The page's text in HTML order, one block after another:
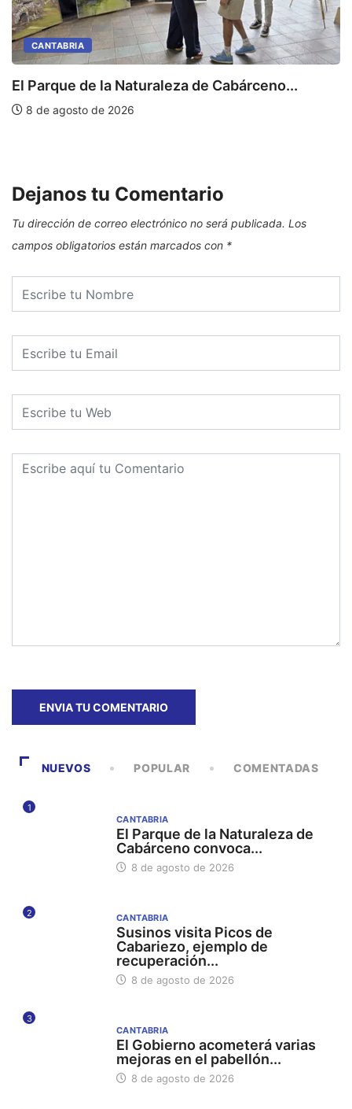
CANTABRIA
El Parque de la Naturaleza de Cabárceno...
8 de agosto de 2026
Dejanos tu Comentario
Tu dirección de correo electrónico no será publicada. Los
campos obligatorios están marcados con *
NUEVOS POPULAR COMENTADAS
1
CANTABRIA
El Parque de la Naturaleza de
Cabárceno convoca...
8 de agosto de 2026
2 CANTABRIA
Susinos visita Picos de
Cabariezo, ejemplo de
recuperación...
8 de agosto de 2026
3
CANTABRIA
El Gobierno acometerá varias
mejoras en el pabellón...
8 de agosto de 2026